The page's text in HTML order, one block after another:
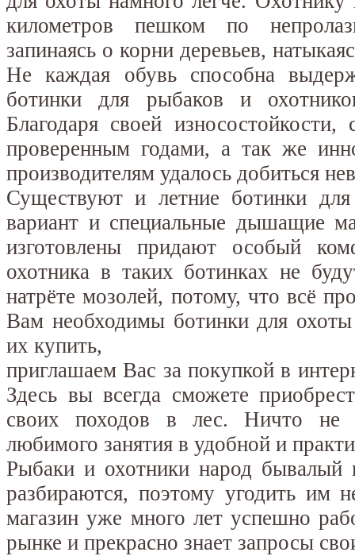
километров пешком по
запинаясь о корни деревьев,
Не каждая обувь способна
ботинки для рыбаков и
Благодаря своей износостойкости,
проверенным годами, а так же
производителям удалось добиться
Существуют и летние ботинки
вариант и специальные дышащие
изготовлены придают особый
охотника в таких ботинках не
натрёте мозолей, потому, что всё
Вам необходимы ботинки для
их купить,
приглашаем Вас за покупкой в
Здесь вы всегда сможете
своих походов в лес. Ничто не
любимого занятия в удобной и
Рыбаки и охотники народ бывалый
разбираются, поэтому угодить им
магазин уже много лет успешно
рынке и прекрасно знает запросы